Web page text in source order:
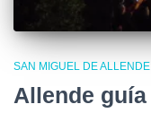
SAN MIGUEL DE ALLENDE
Allende